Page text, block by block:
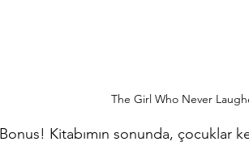
The Girl Who Never
Bonus! Kitabımın sonunda, çocuklar